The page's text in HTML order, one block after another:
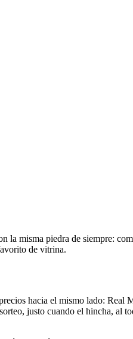
misma piedra de siempre:
de vitrina.
hacia el mismo lado:
justo cuando el hincha,